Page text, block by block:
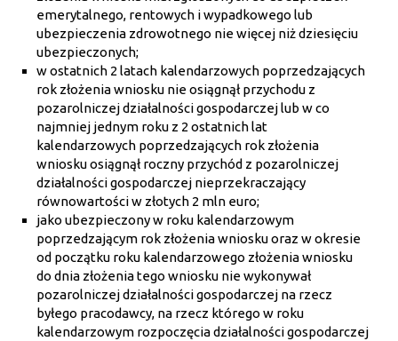
emerytalnego, rentowych i wypadkowego lub
ubezpieczenia zdrowotnego nie więcej niż dziesięciu
ubezpieczonych;
w ostatnich 2 latach kalendarzowych poprzedzających
rok złożenia wniosku nie osiągnął przychodu z
pozarolniczej działalności gospodarczej lub w co
najmniej jednym roku z 2 ostatnich lat
kalendarzowych poprzedzających rok złożenia
wniosku osiągnął roczny przychód z pozarolniczej
działalności gospodarczej nieprzekraczający
równowartości w złotych 2 mln euro;
jako ubezpieczony w roku kalendarzowym
poprzedzającym rok złożenia wniosku oraz w okresie
od początku roku kalendarzowego złożenia wniosku
do dnia złożenia tego wniosku nie wykonywał
pozarolniczej działalności gospodarczej na rzecz
byłego pracodawcy, na rzecz którego w roku
kalendarzowym rozpoczęcia działalności gospodarczej